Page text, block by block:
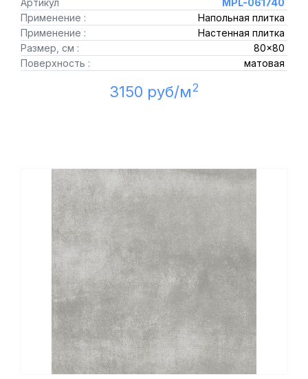
Артикул
MPL-061740
Применение :
Напольная плитка
Применение :
Настенная плитка
Размер, см :
80x80
Поверхность :
матовая
3150 руб/м2